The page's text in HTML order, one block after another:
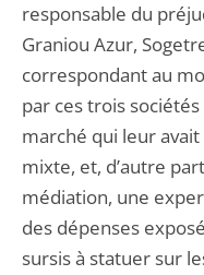
responsable du
Graniou Azur,
correspondant au
par ces trois
marché qui leur
mixte, et, d’autre
médiation, une
des dépenses
sursis à statuer sur